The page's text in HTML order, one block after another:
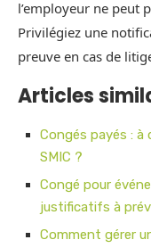
l’employeur ne peut
Privilégiez une
preuve en cas de
Articles
Congés payés :
SMIC ?
Congé pour
justificatifs à
Comment gérer